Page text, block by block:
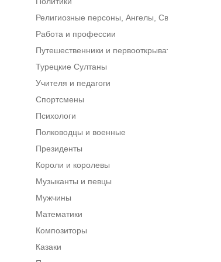
Религиозные персоны, Ангелы, Святые
Работа и профессии
Путешественники и первооткрыватели
Турецкие Султаны
Учителя и педагоги
Спортсмены
Психологи
Полководцы и военные
Президенты
Короли и королевы
Музыканты и певцы
Мужчины
Математики
Композиторы
Казаки